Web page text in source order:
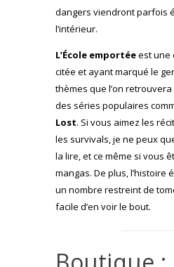
dangers viendront parfois
l’intérieur.
L’École emportéeest
citée et ayant marqué le
thèmes que l’on
des séries populaires
Lost. Si vous aimez les
les survivals, je ne peux
la lire, et ce même si vous
mangas. De plus, l’histoire
un nombre restreint de
facile d’en voir le bout.